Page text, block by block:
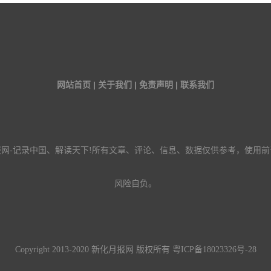
网站首页 | 关于我们 | 免责声明 | 联系我们
-记录中国、解读天下!所有文章、评论、信息、数据仅供参考，使用
风险自负。
Copyright 2013-2020 新化月报网 版权所有 粤ICP备18023326号-28